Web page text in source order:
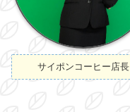
サイポンコーヒー店長